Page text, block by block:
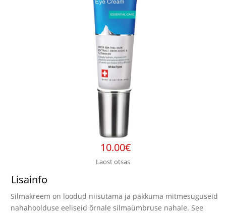
10.00€
Laost otsas
Lisainfo
Silmakreem on loodud niisutama ja pakkuma mitmesuguseid
nahahoolduse eeliseid õrnale silmaümbruse nahale. See